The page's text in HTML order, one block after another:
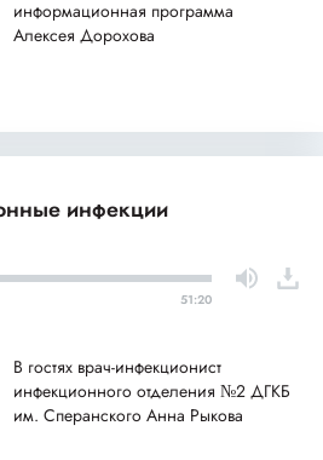
информационная программа
Алексея Дорохова
инфекции
51:20
В гостях врач-инфекционист
инфекционного отделения №2 ДГКБ
им. Сперанского Анна Рыкова